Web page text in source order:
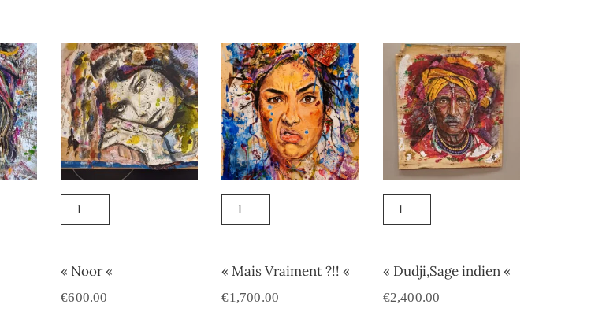
« Noor «
€600.00
« Mais Vraiment ?!! «
€1,700.00
« Dudji,Sage indien «
€2,400.00